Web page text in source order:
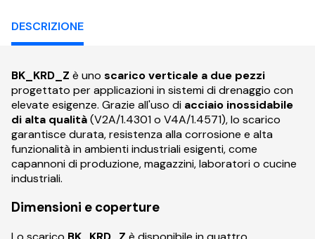
DESCRIZIONE
BK_KRD_Z è uno scarico verticale a due pezzi
progettato per applicazioni in sistemi di drenaggio con
elevate esigenze. Grazie all'uso di acciaio inossidabile
di alta qualità(V2A/1.4301 o V4A/1.4571), lo scarico
garantisce durata, resistenza alla corrosione e alta
funzionalità in ambienti industriali esigenti, come
capannoni di produzione, magazzini, laboratori o cucine
industriali.
Dimensioni e coperture